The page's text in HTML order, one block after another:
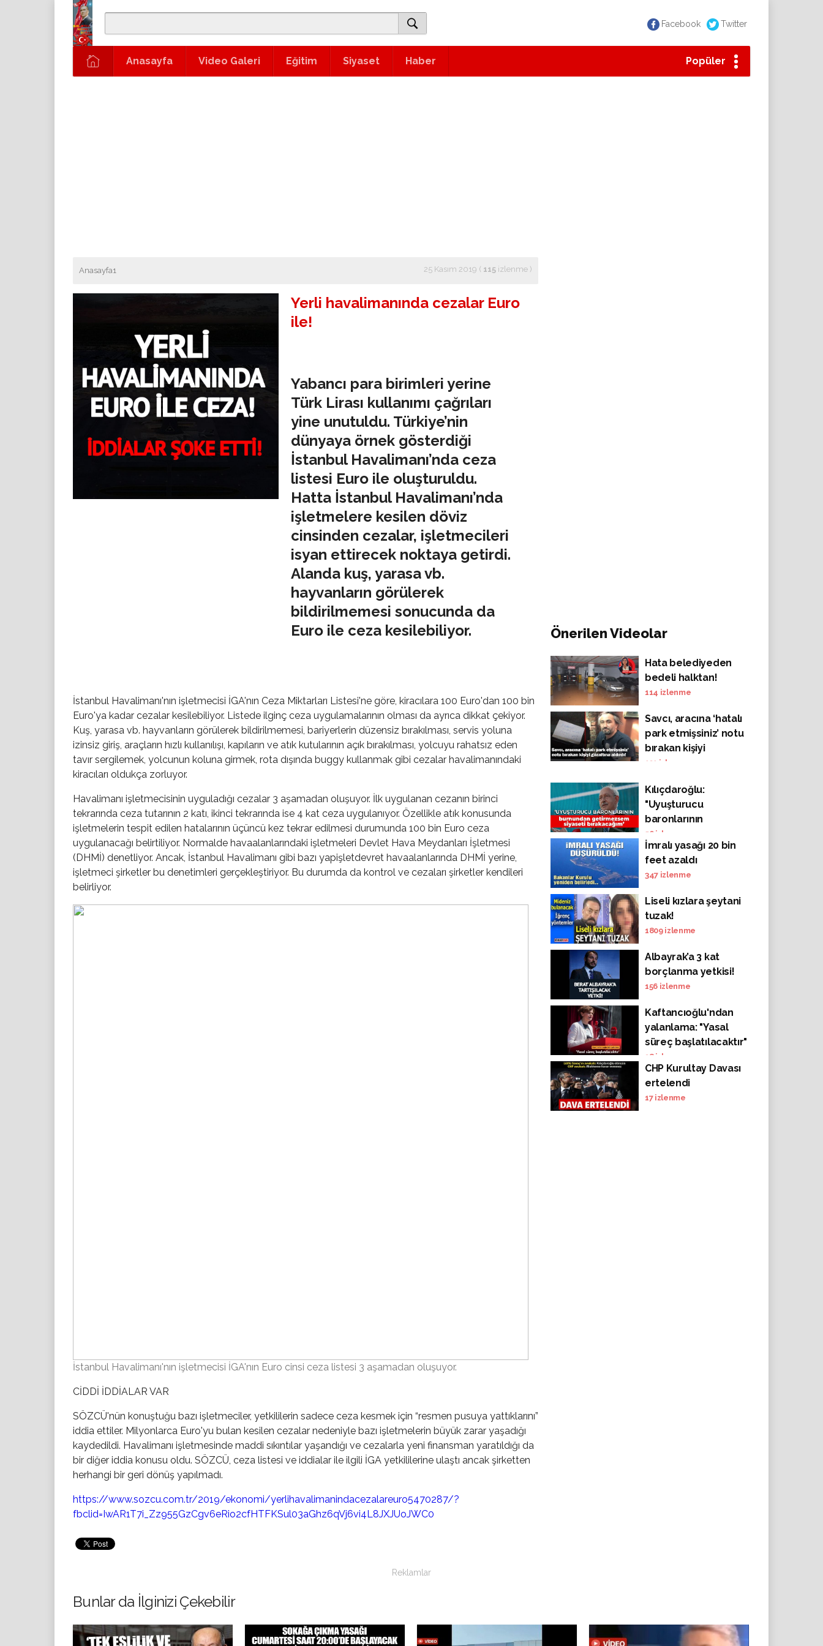
Facebook Twitter
Anasayfa Video Galeri Eğitim Siyaset Haber Popüler
Anasayfa1 25 Kasım 2019 ( 115 izlenme )
Yerli havalimanında cezalar Euro
ile!
Yabancı para birimleri yerine
Türk Lirası kullanımı çağrıları
yine unutuldu. Türkiye’nin
dünyaya örnek gösterdiği
İstanbul Havalimanı’nda ceza
listesi Euro ile oluşturuldu.
Hatta İstanbul Havalimanı’nda
işletmelere kesilen döviz
cinsinden cezalar, işletmecileri
isyan ettirecek noktaya getirdi.
Alanda kuş, yarasa vb.
hayvanların görülerek
bildirilmemesi sonucunda da
Euro ile ceza kesilebiliyor.
İstanbul Havalimanı'nın işletmecisi İGA'nın Ceza Miktarları Listesi'ne göre, kiracılara 100 Euro'dan 100 bin
Euro'ya kadar cezalar kesilebiliyor. Listede ilginç ceza uygulamalarının olması da ayrıca dikkat çekiyor.
Kuş, yarasa vb. hayvanların görülerek bildirilmemesi, bariyerlerin düzensiz bırakılması, servis yoluna
izinsiz giriş, araçların hızlı kullanılışı, kapıların ve atık kutularının açık bırakılması, yolcuyu rahatsız eden
tavır sergilemek, yolcunun koluna girmek, rota dışında buggy kullanmak gibi cezalar havalimanındaki
kiracıları oldukça zorluyor.
Havalimanı işletmecisinin uyguladığı cezalar 3 aşamadan oluşuyor. İlk uygulanan cezanın birinci
tekrarında ceza tutarının 2 katı, ikinci tekrarında ise 4 kat ceza uygulanıyor. Özellikle atık konusunda
işletmelerin tespit edilen hatalarının üçüncü kez tekrar edilmesi durumunda 100 bin Euro ceza
uygulanacağı belirtiliyor. Normalde havaalanlarındaki işletmeleri Devlet Hava Meydanları İşletmesi
(DHMİ) denetliyor. Ancak, İstanbul Havalimanı gibi bazı yapişletdevret havaalanlarında DHMİ yerine,
işletmeci şirketler bu denetimleri gerçekleştiriyor. Bu durumda da kontrol ve cezaları şirketler kendileri
belirliyor.
İstanbul Havalimanı'nın işletmecisi İGA'nın Euro cinsi ceza listesi 3 aşamadan oluşuyor.
CİDDİ İDDİALAR VAR
SÖZCÜ'nün konuştuğu bazı işletmeciler, yetkililerin sadece ceza kesmek için “resmen pusuya yattıklarını”
iddia ettiler. Milyonlarca Euro'yu bulan kesilen cezalar nedeniyle bazı işletmelerin büyük zarar yaşadığı
kaydedildi. Havalimanı işletmesinde maddi sıkıntılar yaşandığı ve cezalarla yeni finansman yaratıldığı da
bir diğer iddia konusu oldu. SÖZCÜ, ceza listesi ve iddialar ile ilgili İGA yetkililerine ulaştı ancak şirketten
herhangi bir geri dönüş yapılmadı.
https://www.sozcu.com.tr/2019/ekonomi/yerlihavalimanindacezalareuro5470287/?
fbclid=IwAR1T7i_Zz955GzCgv6eRio2cfHTFKSul03aGhz6qVj6vi4L8JXJUoJWC0
Önerilen Videolar
Hata belediyeden
bedeli halktan!
114 izlenme
Savcı, aracına ‘hatalı
park etmişsiniz’ notu
bırakan kişiyi
gözaltına aldırdı:
mektupla tehdit!
131 izlenme
Kılıçdaroğlu:
"Uyuşturucu
baronlarının
burnundan
getirmezsem
siyaseti bırakacağım"
56 izlenme
İmralı yasağı 20 bin
feet azaldı
347 izlenme
Liseli kızlara şeytani
tuzak!
1809izlenme
Albayrak’a 3 kat
borçlanma yetkisi!
156 izlenme
Kaftancıoğlu'ndan
yalanlama: "Yasal
süreç başlatılacaktır"
38izlenme
CHP Kurultay Davası
ertelendi
17izlenme
Reklamlar
Bunlar da İlginizi Çekebilir